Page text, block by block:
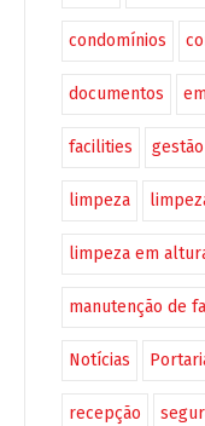
condomínios
documentos
facilities gestão
limpeza
limpeza em
manutenção de
Notícias
recepção